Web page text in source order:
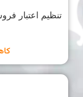
تنظیم اعتبار